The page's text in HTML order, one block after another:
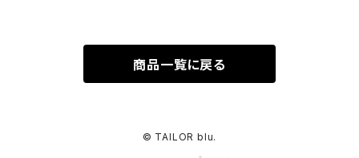
商品一覧に戻る
© TAILOR blu.